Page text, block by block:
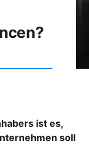
ist es,
soll